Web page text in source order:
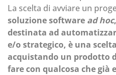
La scelta di avviare un
soluzione software ad hoc
destinata ad
e/o strategico, è una
acquistando un prodotto
fare con qualcosa che già